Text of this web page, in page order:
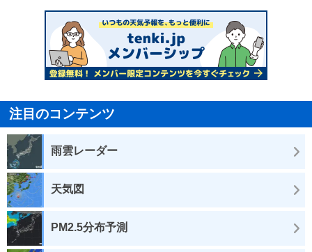
注目のコンテンツ
雨雲レーダー
天気図
PM2.5分布予測